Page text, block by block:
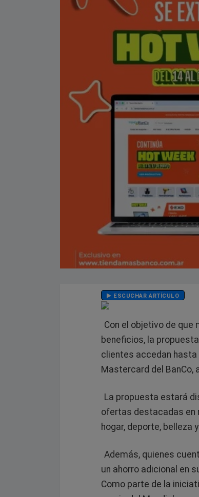
ESCUCHAR ARTÍCULO
Con el objetivo de
beneficios, la
clientes accedan
Mastercard del
La propuesta estará
ofertas destacadas en
hogar, deporte, belleza
Además, quienes
un ahorro adicional en
Como parte de la